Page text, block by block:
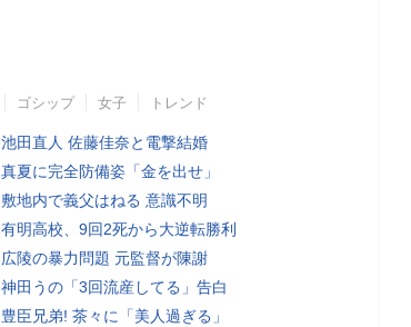
ゴシップ 女子 トレンド
池田直人 佐藤佳奈と電撃結婚
真夏に完全防備姿「金を出せ」
敷地内で義父はねる 意識不明
有明高校、9回2死から大逆転勝利
広陵の暴力問題 元監督が陳謝
神田うの「3回流産してる」告白
豊臣兄弟! 茶々に「美人過ぎる」